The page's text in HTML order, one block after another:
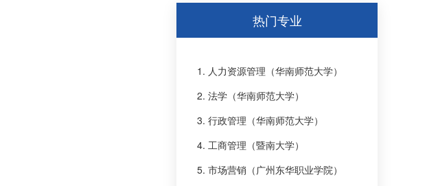
热门专业
1. 人力资源管理（华南师范大学）
2. 法学（华南师范大学）
3. 行政管理（华南师范大学）
4. 工商管理（暨南大学）
5. 市场营销（广州东华职业学院）